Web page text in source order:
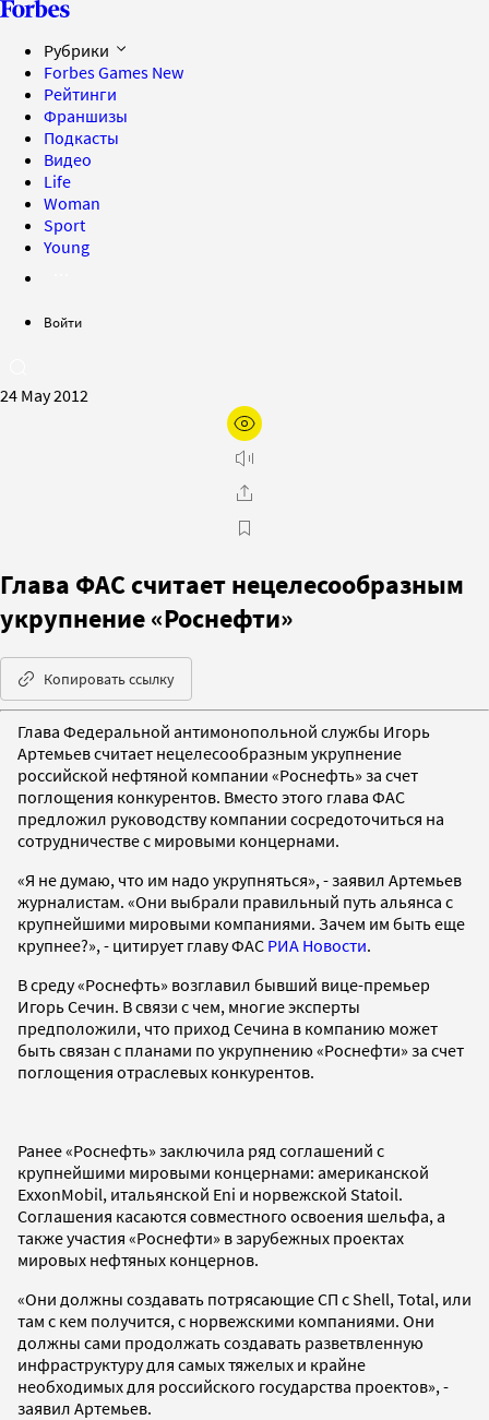
Рубрики
Forbes Games New
Рейтинги
Франшизы
Подкасты
Видео
Life
Woman
Sport
Young
Войти
24 May 2012
Глава ФАС считает нецелесообразным
укрупнение «Роснефти»
Копировать ссылку
Глава Федеральной антимонопольной службы Игорь
Артемьев считает нецелесообразным укрупнение
российской нефтяной компании «Роснефть» за счет
поглощения конкурентов. Вместо этого глава ФАС
предложил руководству компании сосредоточиться на
сотрудничестве с мировыми концернами.
«Я не думаю, что им надо укрупняться», - заявил Артемьев
журналистам. «Они выбрали правильный путь альянса с
крупнейшими мировыми компаниями. Зачем им быть еще
крупнее?», - цитирует главу ФАС РИА Новости.
В среду «Роснефть» возглавил бывший вице-премьер
Игорь Сечин. В связи с чем, многие эксперты
предположили, что приход Сечина в компанию может
быть связан с планами по укрупнению «Роснефти» за счет
поглощения отраслевых конкурентов.
Ранее «Роснефть» заключила ряд соглашений с
крупнейшими мировыми концернами: американской
ExxonMobil, итальянской Eni и норвежской Statoil.
Соглашения касаются совместного освоения шельфа, а
также участия «Роснефти» в зарубежных проектах
мировых нефтяных концернов.
«Они должны создавать потрясающие СП с Shell, Total, или
там с кем получится, с норвежскими компаниями. Они
должны сами продолжать создавать разветвленную
инфраструктуру для самых тяжелых и крайне
необходимых для российского государства проектов», -
заявил Артемьев.